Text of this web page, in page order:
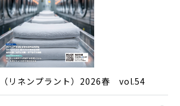
リネンプラント）2026春 vol.54